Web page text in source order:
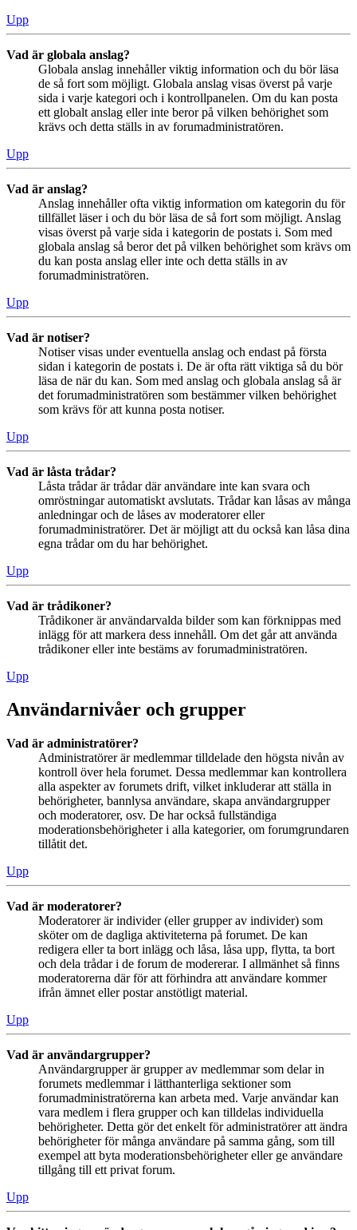
Upp
Vad är globala anslag?
Globala anslag innehåller viktig information och du bör läsa
de så fort som möjligt. Globala anslag visas överst på varje
sida i varje kategori och i kontrollpanelen. Om du kan posta
ett globalt anslag eller inte beror på vilken behörighet som
krävs och detta ställs in av forumadministratören.
Upp
Vad är anslag?
Anslag innehåller ofta viktig information om kategorin du för
tillfället läser i och du bör läsa de så fort som möjligt. Anslag
visas överst på varje sida i kategorin de postats i. Som med
globala anslag så beror det på vilken behörighet som krävs om
du kan posta anslag eller inte och detta ställs in av
forumadministratören.
Upp
Vad är notiser?
Notiser visas under eventuella anslag och endast på första
sidan i kategorin de postats i. De är ofta rätt viktiga så du bör
läsa de när du kan. Som med anslag och globala anslag så är
det forumadministratören som bestämmer vilken behörighet
som krävs för att kunna posta notiser.
Upp
Vad är låsta trådar?
Låsta trådar är trådar där användare inte kan svara och
omröstningar automatiskt avslutats. Trådar kan låsas av många
anledningar och de låses av moderatorer eller
forumadministratörer. Det är möjligt att du också kan låsa dina
egna trådar om du har behörighet.
Upp
Vad är trådikoner?
Trådikoner är användarvalda bilder som kan förknippas med
inlägg för att markera dess innehåll. Om det går att använda
trådikoner eller inte bestäms av forumadministratören.
Upp
Användarnivåer och grupper
Vad är administratörer?
Administratörer är medlemmar tilldelade den högsta nivån av
kontroll över hela forumet. Dessa medlemmar kan kontrollera
alla aspekter av forumets drift, vilket inkluderar att ställa in
behörigheter, bannlysa användare, skapa användargrupper
och moderatorer, osv. De har också fullständiga
moderationsbehörigheter i alla kategorier, om forumgrundaren
tillåtit det.
Upp
Vad är moderatorer?
Moderatorer är individer (eller grupper av individer) som
sköter om de dagliga aktiviteterna på forumet. De kan
redigera eller ta bort inlägg och låsa, låsa upp, flytta, ta bort
och dela trådar i de forum de modererar. I allmänhet så finns
moderatorerna där för att förhindra att användare kommer
ifrån ämnet eller postar anstötligt material.
Upp
Vad är användargrupper?
Användargrupper är grupper av medlemmar som delar in
forumets medlemmar i lätthanterliga sektioner som
forumadministratörerna kan arbeta med. Varje användar kan
vara medlem i flera grupper och kan tilldelas individuella
behörigheter. Detta gör det enkelt för administratörer att ändra
behörigheter för många användare på samma gång, som till
exempel att byta moderationsbehörigheter eller ge användare
tillgång till ett privat forum.
Upp